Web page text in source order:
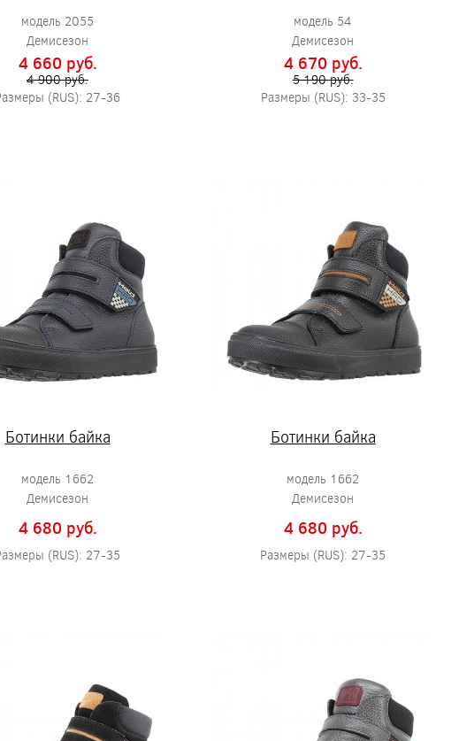
модель 2055
Демисезон
4 660 pуб.
4 900 pуб.
(RUS): 27-36
модель 54
Демисезон
4 670 pуб.
5 190 pуб.
Размеры (RUS): 33-35
Ботинки байка
модель 1662
Демисезон
4 680 pуб.
(RUS): 27-35
Ботинки байка
модель 1662
Демисезон
4 680 pуб.
Размеры (RUS): 27-35